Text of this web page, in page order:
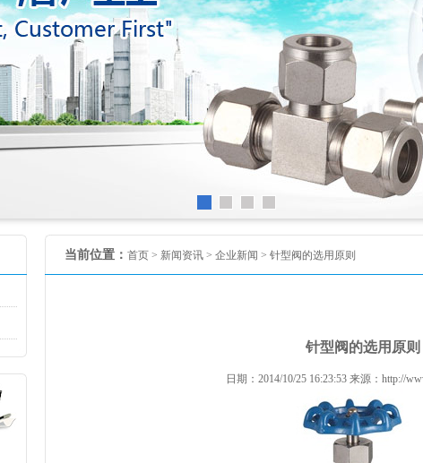
当前位置： 首页 > 新闻资讯 > 企业新闻 > 针型阀的选用原则
针型阀的选用原则
日期：2014/10/25 16:23:53 来源：http://